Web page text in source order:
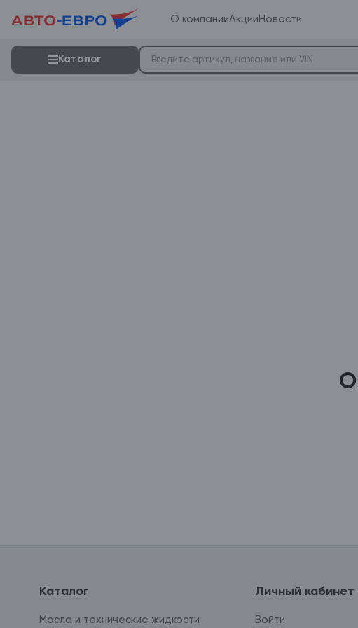
О компанииАкции Новости
Каталог
Каталог
Масла и технические жидкости
Личный кабинет
Войти